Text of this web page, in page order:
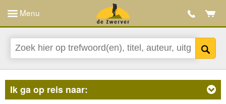
Menu
Ik ga op reis naar: